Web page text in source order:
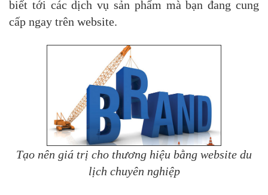
biết tới các dịch vụ sản phẩm mà bạn đang cung
cấp ngay trên website.
Tạo nên giá trị cho thương hiệu bằng website du
lịch chuyên nghiệp